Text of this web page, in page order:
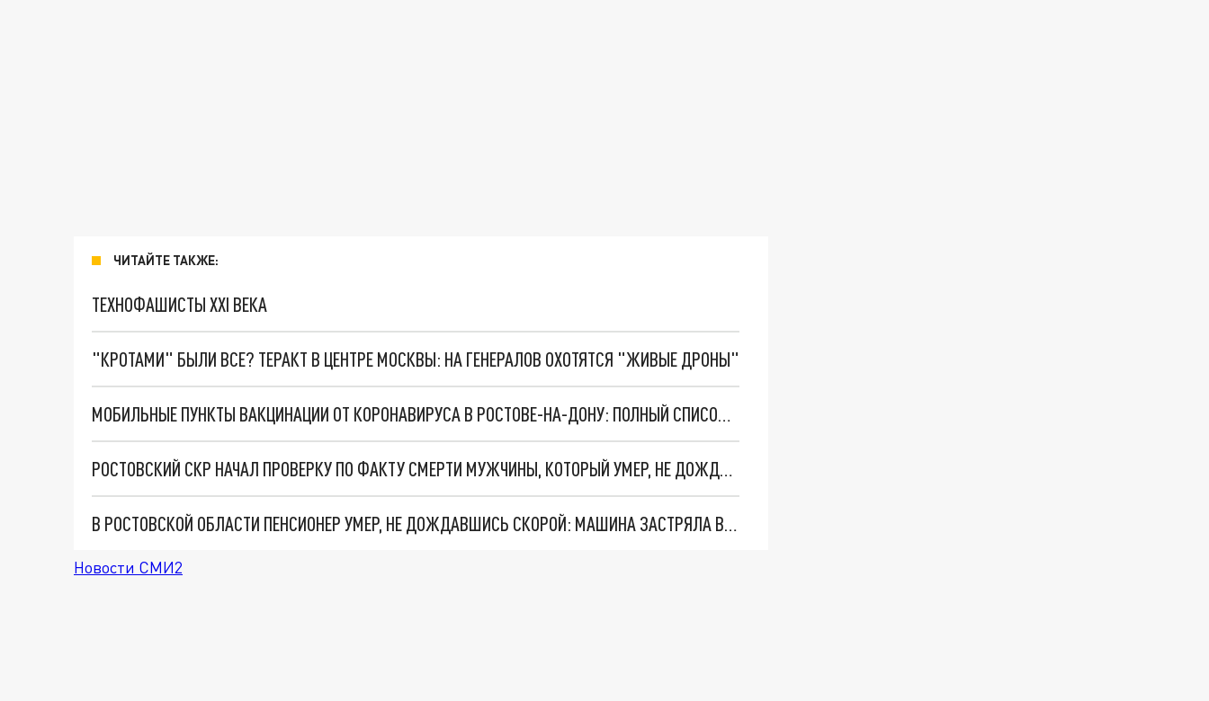
ЧИТАЙТЕ ТАКЖЕ:
ТЕХНОФАШИСТЫ XXI ВЕКА
"КРОТАМИ" БЫЛИ ВСЕ? ТЕРАКТ В ЦЕНТРЕ МОСКВЫ: НА ГЕНЕРАЛОВ ОХОТЯТСЯ "ЖИВЫЕ ДРОНЫ"
МОБИЛЬНЫЕ ПУНКТЫ ВАКЦИНАЦИИ ОТ КОРОНАВИРУСА В РОСТОВЕ-НА-ДОНУ: ПОЛНЫЙ СПИСОК АДРЕСОВ И ГРАФИК РАБОТЫ
РОСТОВСКИЙ СКР НАЧАЛ ПРОВЕРКУ ПО ФАКТУ СМЕРТИ МУЖЧИНЫ, КОТОРЫЙ УМЕР, НЕ ДОЖДАВШИСЬ СКОРОЙ
В РОСТОВСКОЙ ОБЛАСТИ ПЕНСИОНЕР УМЕР, НЕ ДОЖДАВШИСЬ СКОРОЙ: МАШИНА ЗАСТРЯЛА В ГРЯЗИ
Новости СМИ2